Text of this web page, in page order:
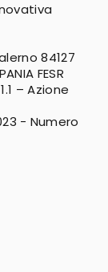
84127
FESR
– Azione
- Numero